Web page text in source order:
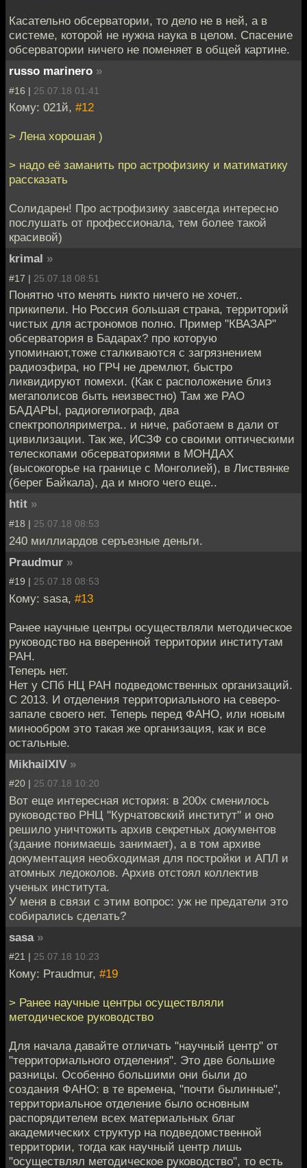
Касательно обсерватории, то дело не в ней, а в
системе, которой не нужна наука в целом. Спасение
обсерватории ничего не поменяет в общей картине.
russo marinero »
#16 | 25.07.18 01:41
Кому: 021й, #12
> Лена хорошая )
> надо её заманить про астрофизику и матиматику
рассказать
Солидарен! Про астрофизику завсегда интересно
послушать от профессионала, тем более такой
красивой)
krimal »
#17 | 25.07.18 08:51
Понятно что менять никто ничего не хочет..
прикипели. Но Россия большая страна, территорий
чистых для астрономов полно. Пример "КВАЗАР"
обсерватория в Бадарах? про которую
упоминают,тоже сталкиваются с загрязнением
радиоэфира, но ГРЧ не дремлют, быстро
ликвидируют помехи. (Как с расположение близ
мегаполисов быть неизвестно) Там же РАО
БАДАРЫ, радиогелиограф, два
спектрополяриметра.. и ниче, работаем в дали от
цивилизации. Так же, ИСЗФ со своими оптическими
телескопами обсерваториями в МОНДАХ
(высокогорье на границе с Монголией), в Листвянке
(берег Байкала), да и много чего еще..
htit »
#18 | 25.07.18 08:53
240 миллиардов серъезные деньги.
Praudmur »
#19 | 25.07.18 08:53
Кому: sasa, #13
Ранее научные центры осуществляли методическое
руководство на вверенной территории институтам
РАН.
Теперь нет.
Нет у СПб НЦ РАН подведомственных организаций.
С 2013. И отделения территориального на северо-
запале своего нет. Теперь перед ФАНО, или новым
минообром это такая же организация, как и все
остальные.
MikhailXIV »
#20 | 25.07.18 10:20
Вот еще интересная история: в 200х сменилось
руководство РНЦ "Курчатовский институт" и оно
решило уничтожить архив секретных документов
(здание понимаешь занимает), а в том архиве
документация необходимая для постройки и АПЛ и
атомных ледоколов. Архив отстоял коллектив
ученых института.
У меня в связи с этим вопрос: уж не предатели это
собирались сделать?
sasa »
#21 | 25.07.18 10:23
Кому: Praudmur, #19
> Ранее научные центры осуществляли
методическое руководство
Для начала давайте отличать "научный центр" от
"территориального отделения". Это две большие
разницы. Особенно большими они были до
создания ФАНО: в те времена, "почти былинные",
территориальное отделение было основным
распорядителем всех материальных благ
академических структур на подведомственной
территории, тогда как научный центр лишь
"осуществлял методическое руководство", то есть